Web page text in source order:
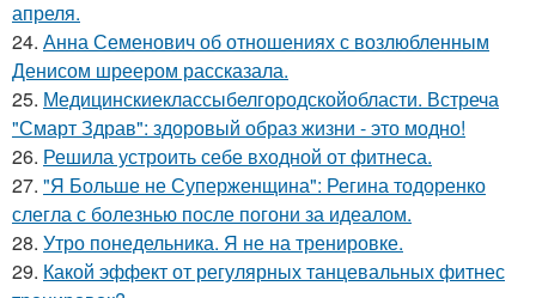
апреля.
24. Анна Семенович об отношениях с возлюбленным
Денисом шреером рассказала.
25. Медицинскиеклассыбелгородскойобласти. Встреча
"Смарт Здрав": здоровый образ жизни - это модно!
26. Решила устроить себе входной от фитнеса.
27. "Я Больше не Суперженщина": Регина тодоренко
слегла с болезнью после погони за идеалом.
28. Утро понедельника. Я не на тренировке.
29. Какой эффект от регулярных танцевальных фитнес